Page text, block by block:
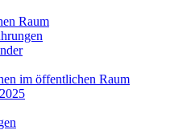
Raum
im öffentlichen Raum